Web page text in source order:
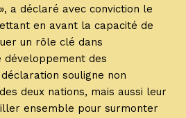
a déclaré avec conviction le
en avant la capacité de
un rôle clé dans
développement des
souligne non
deux nations, mais aussi leur
ensemble pour surmonter